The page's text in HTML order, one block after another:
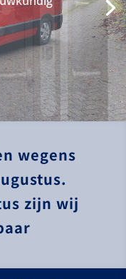
met slot-
wegens
zijn wij